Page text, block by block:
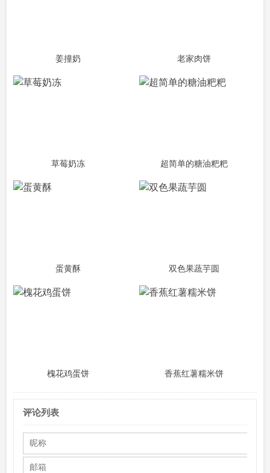
姜撞奶 老家肉饼
草莓奶冻 超简单的糖油粑粑
蛋黄酥 双色果蔬芋圆
槐花鸡蛋饼 香蕉红薯糯米饼
评论列表